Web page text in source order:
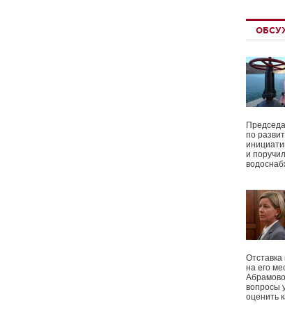
по
и
на его
вопросы
оценить